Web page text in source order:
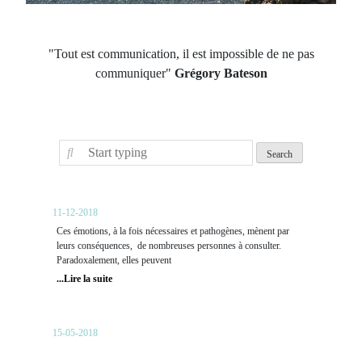
"Tout est communication, il est impossible de ne pas
communiquer" Grégory Bateson
11-12-2018
Ces émotions, à la fois nécessaires et pathogènes, mènent par
leurs conséquences, de nombreuses personnes à consulter.
Paradoxalement, elles peuvent
...Lire la suite
15-05-2018